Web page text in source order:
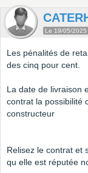
Le 19/05/2025
Les pénalités de
des cinq pour cent.
La date de livraison
contrat la possibilité
constructeur
Relisez le contrat et
qu elle est réputée